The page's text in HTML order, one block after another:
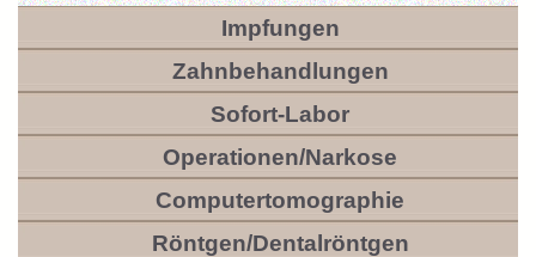
Impfungen
Zahnbehandlungen
Sofort-Labor
Operationen/Narkose
Computertomographie
Röntgen/Dentalröntgen